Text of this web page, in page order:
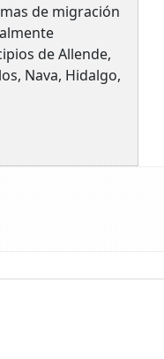
de migración
de Allende,
Nava, Hidalgo,